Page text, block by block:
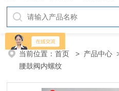
当前位置：首页 > 产品中心
腰鼓阀内螺纹